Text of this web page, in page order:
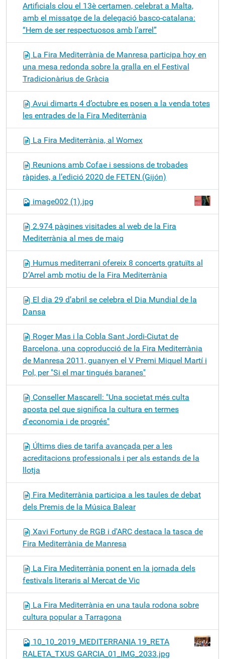
Artificials clou el 13è certamen, celebrat a Malta,
amb el missatge de la delegació basco-catalana:
“Hem de ser respectuosos amb l’arrel”
La Fira Mediterrània de Manresa participa hoy en
una mesa redonda sobre la gralla en el Festival
Tradicionàrius de Gràcia
Avui dimarts 4 d’octubre es posen a la venda totes
les entrades de la Fira Mediterrània
La Fira Mediterrània, al Womex
Reunions amb Cofae i sessions de trobades
ràpides, a l’edició 2020 de FETEN (Gijón)
image002 (1).jpg
2.974 pàgines visitades al web de la Fira
Mediterrània al mes de maig
Humus mediterrani ofereix 8 concerts gratuïts al
D’Arrel amb motiu de la Fira Mediterrània
El dia 29 d’abril se celebra el Dia Mundial de la
Dansa
Roger Mas i la Cobla Sant Jordi-Ciutat de
Barcelona, una coproducció de la Fira Mediterrània
de Manresa 2011, guanyen el V Premi Miquel Martí i
Pol, per "Si el mar tingués baranes"
Conseller Mascarell: "Una societat més culta
aposta pel que significa la cultura en termes
d'economia i de progrés"
Últims dies de tarifa avançada per a les
acreditacions professionals i per als estands de la
llotja
Fira Mediterrània participa a les taules de debat
dels Premis de la Música Balear
Xavi Fortuny de RGB i d'ARC destaca la tasca de
Fira Mediterrània de Manresa
La Fira Mediterrània ponent en la jornada dels
festivals literaris al Mercat de Vic
La Fira Mediterrània en una taula rodona sobre
cultura popular a Tarragona
10_10_2019_MEDITERRANIA 19_RETA
RALETA_TXUS GARCIA_01_IMG_2033.jpg